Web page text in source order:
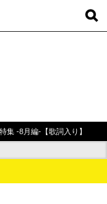
集 -8月編-【歌詞入り】